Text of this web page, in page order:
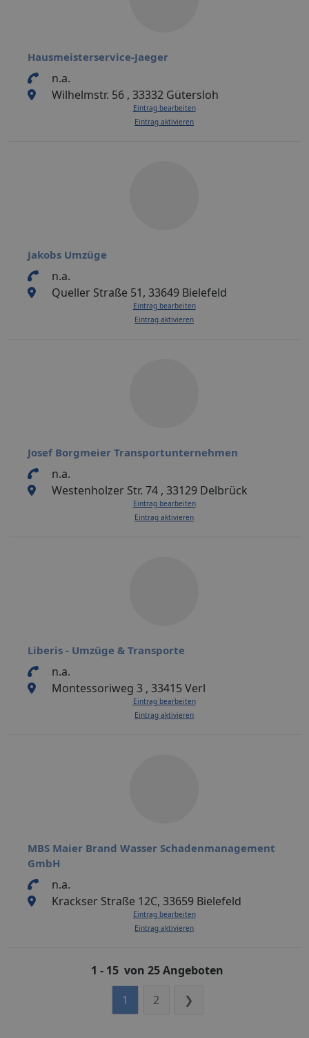
Hausmeisterservice-Jaeger
n.a.
Wilhelmstr. 56 , 33332 Gütersloh
Eintrag bearbeiten
Eintrag aktivieren
Jakobs Umzüge
n.a.
Queller Straße 51, 33649 Bielefeld
Eintrag bearbeiten
Eintrag aktivieren
Josef Borgmeier Transportunternehmen
n.a.
Westenholzer Str. 74 , 33129 Delbrück
Eintrag bearbeiten
Eintrag aktivieren
Liberis - Umzüge & Transporte
n.a.
Montessoriweg 3 , 33415 Verl
Eintrag bearbeiten
Eintrag aktivieren
MBS Maier Brand Wasser Schadenmanagement
GmbH
n.a.
Krackser Straße 12C, 33659 Bielefeld
Eintrag bearbeiten
Eintrag aktivieren
1 - 15 von 25 Angeboten
1
2 ❯